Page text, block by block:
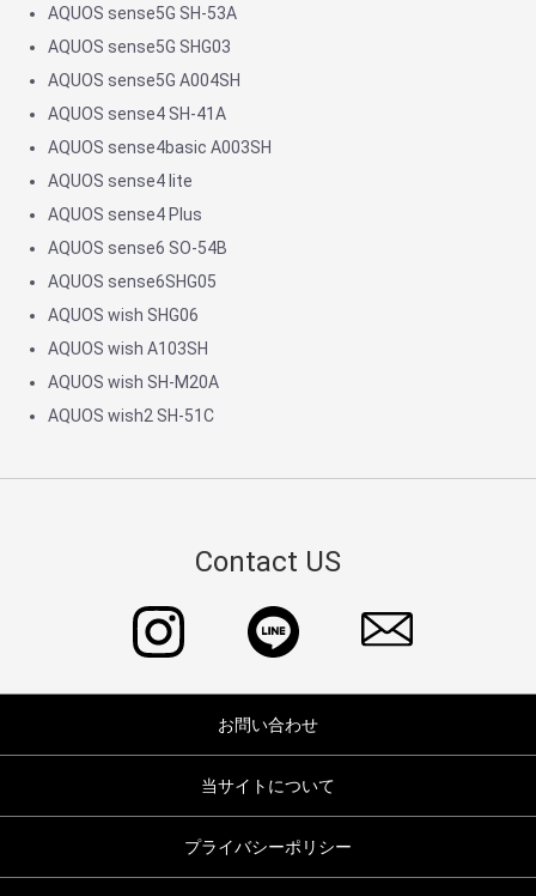
AQUOS sense5G SH-53A
AQUOS sense5G SHG03
AQUOS sense5G A004SH
AQUOS sense4 SH-41A
AQUOS sense4basic A003SH
AQUOS sense4 lite
AQUOS sense4 Plus
AQUOS sense6 SO-54B
AQUOS sense6SHG05
AQUOS wish SHG06
AQUOS wish A103SH
AQUOS wish SH-M20A
AQUOS wish2 SH-51C
Contact US
お問い合わせ
当サイトについて
プライバシーポリシー